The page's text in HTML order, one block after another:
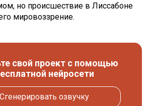
но происшествие в Лиссабоне
мировоззрение.
свой проект с помощью
нейросети
Сгенерировать озвучку